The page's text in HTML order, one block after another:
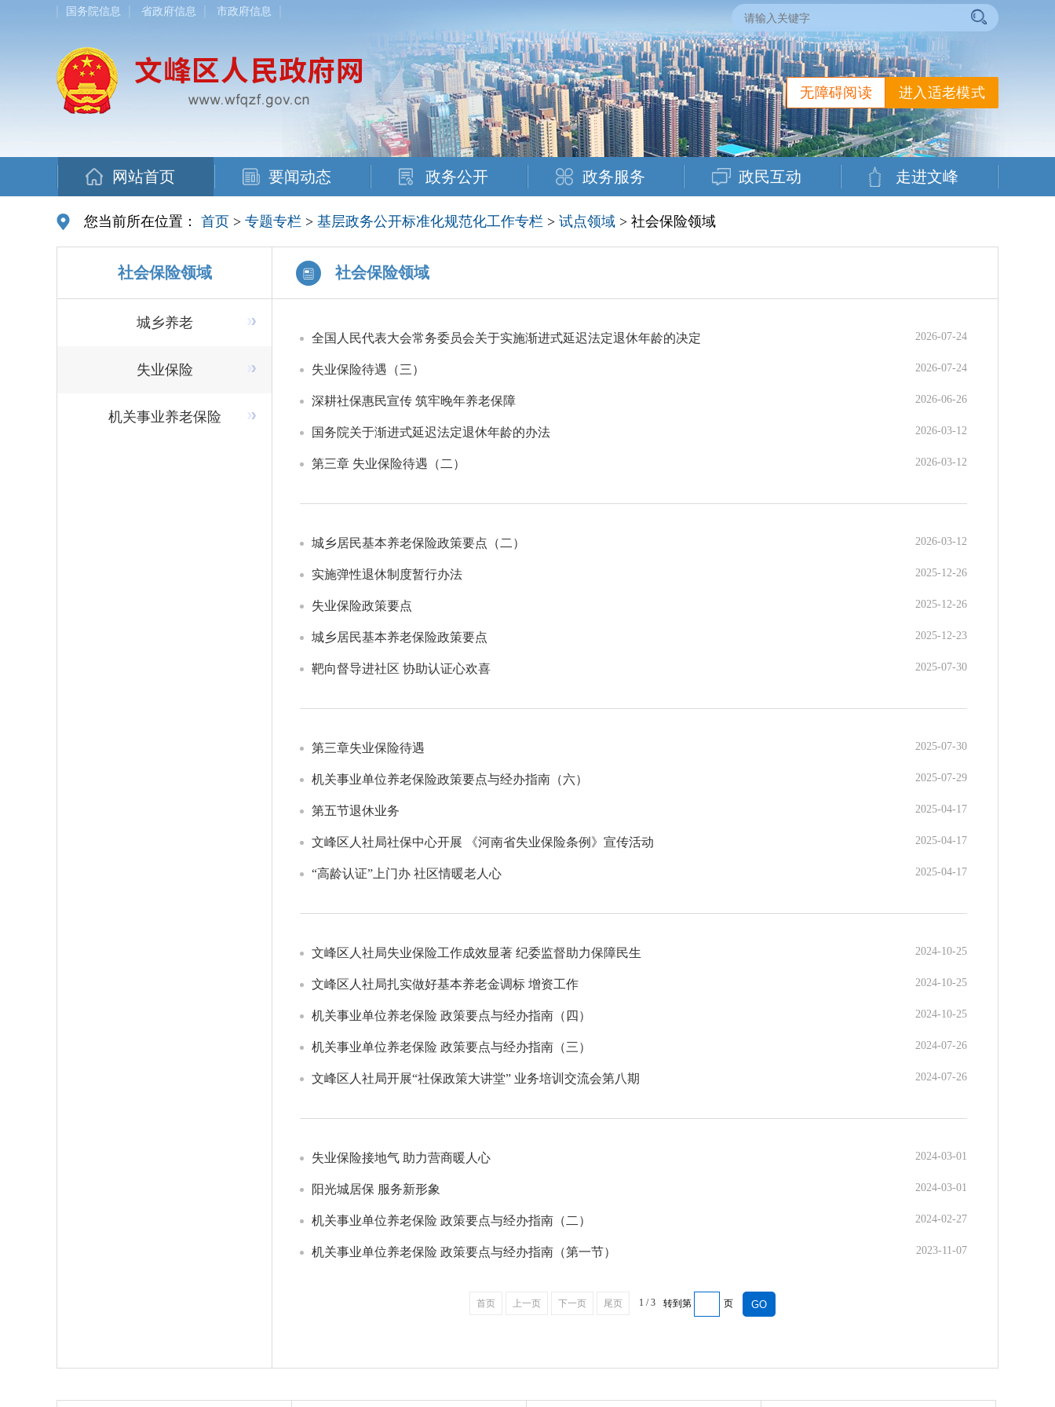
国务院信息 省政府信息 市政府信息
进入适老模式
无障碍阅读
网站首页 要闻动态 政务公开 政务服务 政民互动 走进文峰
您当前所在位置： 首页 > 专题专栏 > 基层政务公开标准化规范化工作专栏 > 试点领域 > 社会保险领域
社会保险领域 社会保险领域
城乡养老
失业保险
机关事业养老保险
2026-07-24
全国人民代表大会常务委员会关于实施渐进式延迟法定退休年龄的决定
2026-07-24
失业保险待遇（三）
2026-06-26
深耕社保惠民宣传 筑牢晚年养老保障
2026-03-12
国务院关于渐进式延迟法定退休年龄的办法
2026-03-12
第三章 失业保险待遇（二）
2026-03-12
城乡居民基本养老保险政策要点（二）
2025-12-26
实施弹性退休制度暂行办法
2025-12-26
失业保险政策要点
2025-12-23
城乡居民基本养老保险政策要点
2025-07-30
靶向督导进社区 协助认证心欢喜
2025-07-30
第三章失业保险待遇
2025-07-29
机关事业单位养老保险政策要点与经办指南（六）
2025-04-17
第五节退休业务
2025-04-17
文峰区人社局社保中心开展 《河南省失业保险条例》宣传活动
2025-04-17
“高龄认证”上门办 社区情暖老人心
2024-10-25
文峰区人社局失业保险工作成效显著 纪委监督助力保障民生
2024-10-25
文峰区人社局扎实做好基本养老金调标 增资工作
2024-10-25
机关事业单位养老保险 政策要点与经办指南（四）
2024-07-26
机关事业单位养老保险 政策要点与经办指南（三）
2024-07-26
文峰区人社局开展“社保政策大讲堂” 业务培训交流会第八期
2024-03-01
失业保险接地气 助力营商暖人心
2024-03-01
阳光城居保 服务新形象
2024-02-27
机关事业单位养老保险 政策要点与经办指南（二）
2023-11-07
机关事业单位养老保险 政策要点与经办指南（第一节）
首页 上一页 下一页 尾页 1 / 3 转到第 页